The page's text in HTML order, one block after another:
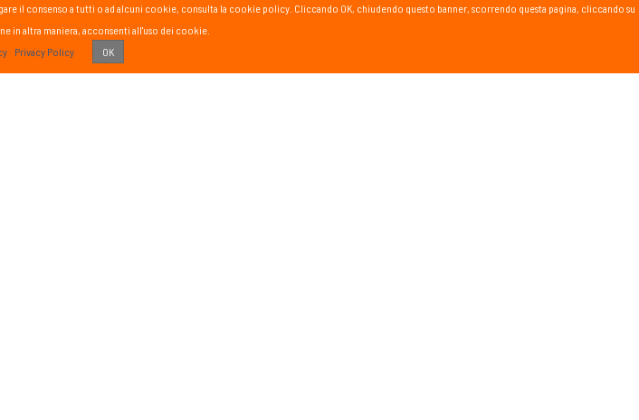
PASSSPORT SU YOUTUBE
il consenso a tutti o ad alcuni cookie, consulta la cookie policy. Cliccando OK, chiudendo questo banner, scorrendo questa pagina, cliccando su
in altra maniera, acconsenti all'uso dei cookie.
Privacy Policy OK